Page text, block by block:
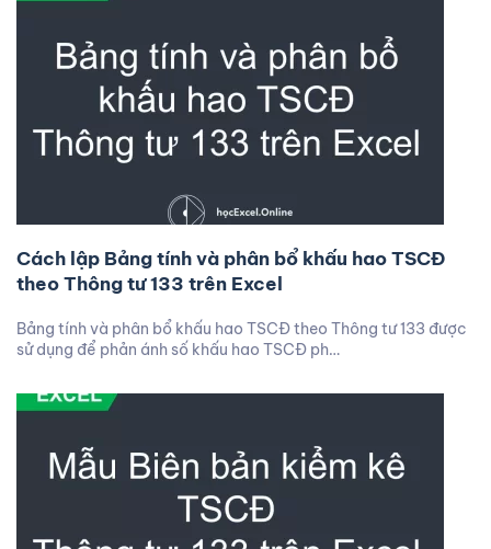
Cách lập Bảng tính và phân bổ khấu hao TSCĐ
theo Thông tư 133 trên Excel
Bảng tính và phân bổ khấu hao TSCĐ theo Thông tư 133 được
sử dụng để phản ánh số khấu hao TSCĐ ph…